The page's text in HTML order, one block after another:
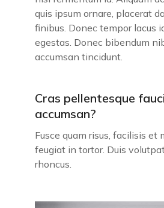
quis ipsum ornare, placerat
finibus. Donec tempor lacus
egestas. Donec bibendum
accumsan tincidunt.
Cras pellentesque
accumsan?
Fusce quam risus, facilisis et
feugiat in tortor. Duis
rhoncus.